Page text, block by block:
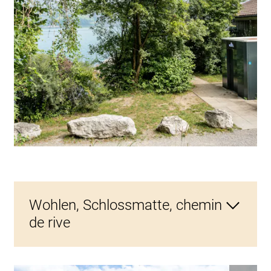
Wohlen, Schlossmatte, chemin
de rive
Description du projet : Le chemin de rive près